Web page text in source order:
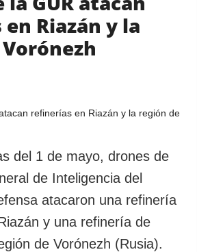
AGENCIA
sobre la agencia
privacidad y
protección de
datos personales
Riazán y la
del 1 de mayo, drones de
de Inteligencia del
atacaron una refinería
y una refinería de
de Vorónezh (Rusia).